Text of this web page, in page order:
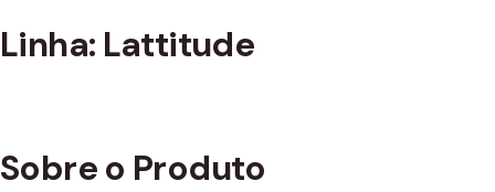
Linha: Lattitude
Sobre o Produto